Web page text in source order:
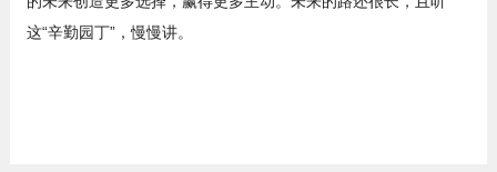
这“辛勤园丁”，慢慢讲。